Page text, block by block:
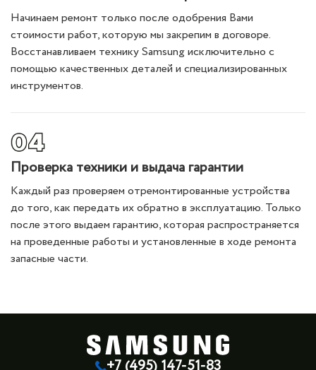
Начинаем ремонт только после одобрения Вами
стоимости работ, которую мы закрепим в договоре.
Восстанавливаем технику Samsung исключительно с
помощью качественных деталей и специализированных
инструментов.
Проверка техники и выдача гарантии
Каждый раз проверяем отремонтированные устройства
до того, как передать их обратно в эксплуатацию. Только
после этого выдаем гарантию, которая распространяется
на проведенные работы и установленные в ходе ремонта
запасные части.